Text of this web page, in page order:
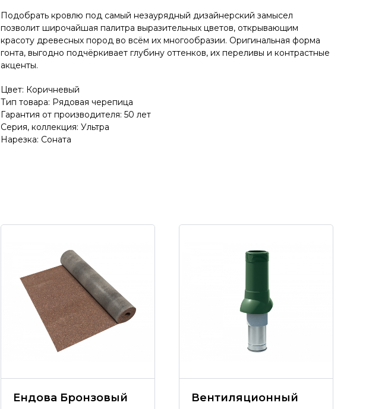
Подобрать кровлю под самый незаурядный дизайнерский замысел
позволит широчайшая палитра выразительных цветов, открывающим
красоту древесных пород во всём их многообразии. Оригинальная форма
гонта, выгодно подчёркивает глубину оттенков, их переливы и контрастные
акценты.
Цвет: Коричневый
Тип товара: Рядовая черепица
Гарантия от производителя: 50 лет
Серия, коллекция: Ультра
Нарезка: Соната
Ендова Бронзовый
Вентиляционный